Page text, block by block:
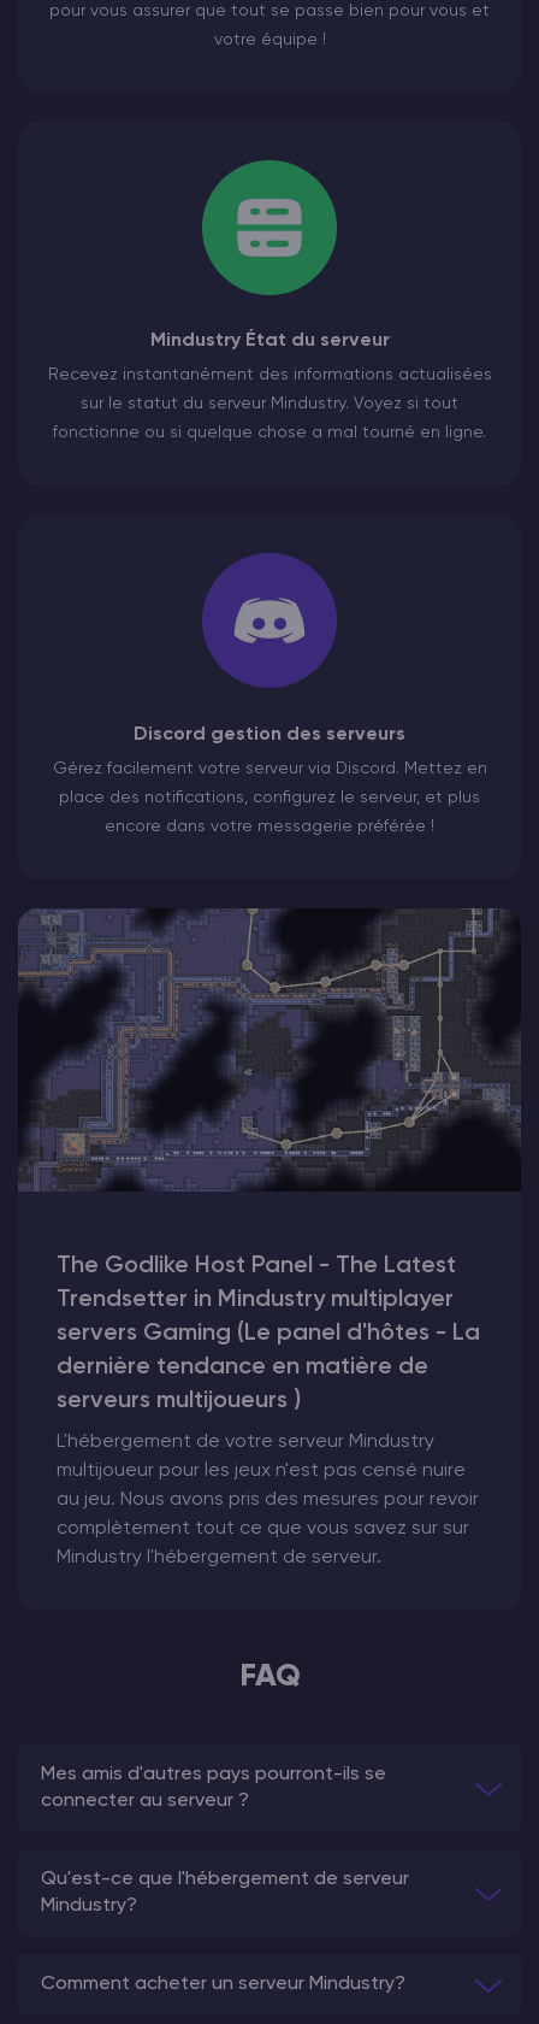
pour vous assurer que tout se passe bien pour vous et
votre équipe !
Mindustry État du serveur
Recevez instantanément des informations actualisées
sur le statut du serveur Mindustry. Voyez si tout
fonctionne ou si quelque chose a mal tourné en ligne.
Discord gestion des serveurs
Gérez facilement votre serveur via Discord. Mettez en
place des notifications, configurez le serveur, et plus
encore dans votre messagerie préférée !
The Godlike Host Panel - The Latest
Trendsetter in Mindustry multiplayer
servers Gaming (Le panel d'hôtes - La
dernière tendance en matière de
serveurs multijoueurs )
L'hébergement de votre serveur Mindustry
multijoueur pour les jeux n'est pas censé nuire
au jeu. Nous avons pris des mesures pour revoir
complètement tout ce que vous savez sur sur
Mindustry l'hébergement de serveur.
FAQ
Mes amis d'autres pays pourront-ils se
connecter au serveur ?
Qu'est-ce que l'hébergement de serveur
Mindustry?
Comment acheter un serveur Mindustry?